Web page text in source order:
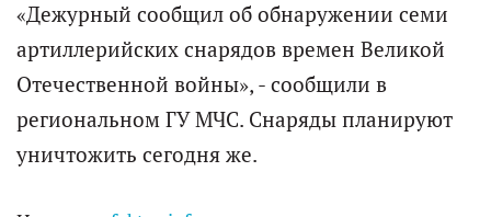
«Дежурный сообщил об обнаружении семи
артиллерийских снарядов времен Великой
Отечественной войны», - сообщили в
региональном ГУ МЧС. Снаряды планируют
уничтожить сегодня же.